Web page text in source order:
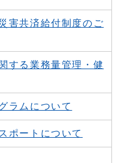
害共済給付制度のご
する業務量管理・健
ラムについて
ポートについて